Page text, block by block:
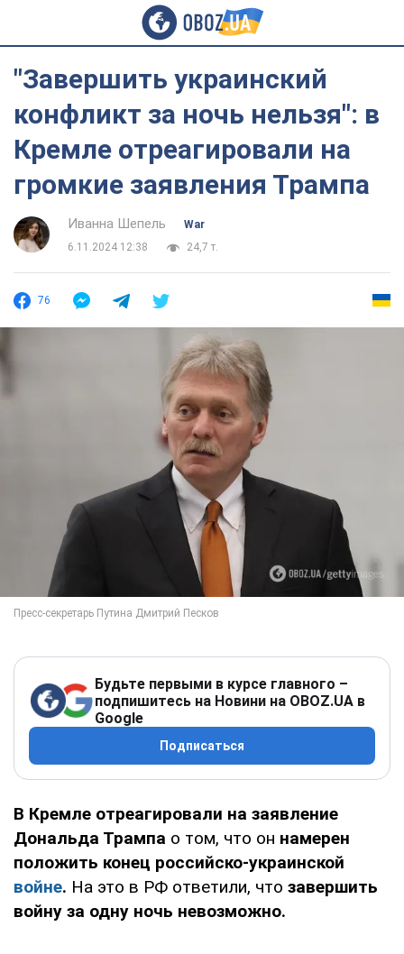
"Завершить украинский
конфликт за ночь нельзя": в
Кремле отреагировали на
громкие заявления Трампа
Иванна Шепель
War
6.11.2024 12:38
24,7 т.
76
Будьте первыми в курсе главного –
подпишитесь на Новини на OBOZ.UA в
Google
Подписаться
В Кремле отреагировали на заявление
Дональда Трампа о том, что он намерен
положить конец российско-украинской
войне. На это в РФ ответили, что завершить
войну за одну ночь невозможно.